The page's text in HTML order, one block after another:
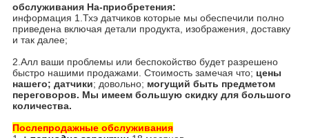
обслуживания На-приобретения:
информация 1.Тхэ датчиков которые мы обеспечили полно
приведена включая детали продукта, изображения, доставку
и так далее;
2.Алл ваши проблемы или беспокойство будет разрешено
быстро нашими продажами. Стоимость замечая что; цены
нашего; датчики; довольно; могущий быть предметом
переговоров. Мы имеем большую скидку для большого
количества.
Послепродажные обслуживания